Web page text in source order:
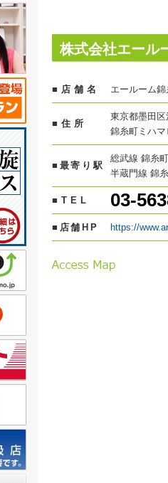
株式会社エール
■店舗名 エールーム
■住所
東京都墨田
錦糸町ミハ
■最寄り駅
総武線 錦糸
半蔵門線 錦
■TEL 03-
■店舗HP https://